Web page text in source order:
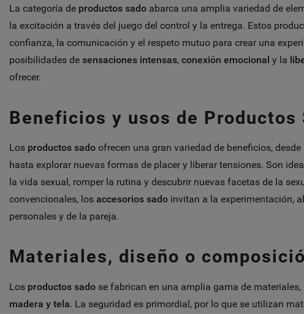
La categoría de productos sadoabarca una amplia variedad de
la excitación a través del juego del control y la entrega. Estos
confianza, la comunicación y el respeto mutuo para crear una
posibilidades de sensaciones intensas, conexión emocional y la
ofrecer.
Beneficios y usos de Productos
Los productos sadoofrecen una gran variedad de beneficios,
hasta explorar nuevas formas de placer y liberar tensiones. Son
la vida sexual, romper la rutina y descubrir nuevas facetas de la
convencionales, los accesorios sadoinvitan a la experimentación,
personales y de la pareja.
Materiales, diseño o
Los productos sadose fabrican en una amplia gama de materiales,
madera y tela. La seguridad es primordial, por lo que se utilizan